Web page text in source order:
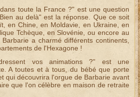
toute la France ?" est une question
au delà" est la réponse. Que ce soit
en Chine, en Moldavie, en Ukraine, en
Tchèque, en Slovénie, ou encore au
a charmé différents continents,
de l'Hexagone !
vos animations?" est une
A toutes et à tous, du bébé que porte
qui découvrira l'orgue de Barbarie avant
que l'on célèbre en maison de retraite